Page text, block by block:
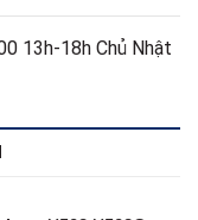
13h-18h Chủ Nhật